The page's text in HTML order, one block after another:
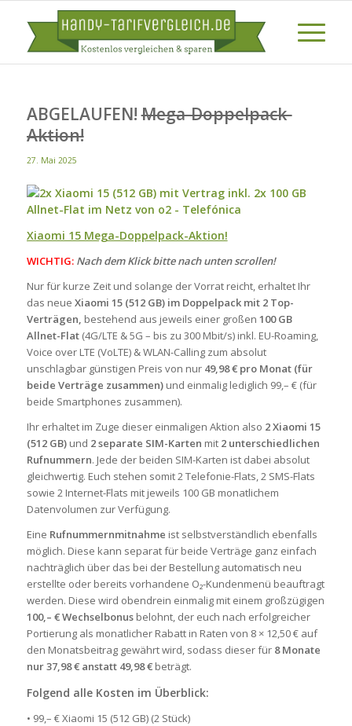
ABGELAUFEN!Mega-Doppelpack-
Aktion!
27. Mai 2025
Xiaomi 15 Mega-Doppelpack-Aktion!
WICHTIG: Nach dem Klick bitte nach unten scrollen!
Nur für kurze Zeit und solange der Vorrat reicht, erhaltet Ihr
das neue Xiaomi 15 (512 GB) im Doppelpack mit 2 Top-
Verträgen, bestehend aus jeweils einer großen 100 GB
Allnet-Flat (4G/LTE & 5G – bis zu 300 Mbit/s) inkl. EU-Roaming,
Voice over LTE (VoLTE) & WLAN-Calling zum absolut
unschlagbar günstigen Preis von nur 49,98 € pro Monat (für
beide Verträge zusammen)und einmalig lediglich 99,– € (für
beide Smartphones zusammen).
Ihr erhaltet im Zuge dieser einmaligen Aktion also 2 Xiaomi 15
(512 GB) und 2 separate SIM-Karten mit 2 unterschiedlichen
Rufnummern. Jede der beiden SIM-Karten ist dabei absolut
gleichwertig. Euch stehen somit 2 Telefonie-Flats, 2 SMS-Flats
sowie 2 Internet-Flats mit jeweils 100 GB monatlichem
Datenvolumen zur Verfügung.
Eine Rufnummernmitnahme ist selbstverständlich ebenfalls
möglich. Diese kann separat für beide Verträge ganz einfach
nachträglich über das bei der Bestellung automatisch neu
erstellte oder bereits vorhandene O₂-Kundenmenü beauftragt
werden. Diese wird obendrein einmalig mit einem großzügigen
100,– € Wechselbonusbelohnt, der euch nach erfolgreicher
Portierung als monatlicher Rabatt in Raten von 8 × 12,50 € auf
den Monatsbeitrag gewährt wird, sodass dieser für 8 Monate
nur 37,98 € anstatt 49,98 €beträgt.
Folgend alle Kosten im Überblick:
• 99,– € Xiaomi 15 (512 GB) (2 Stück)